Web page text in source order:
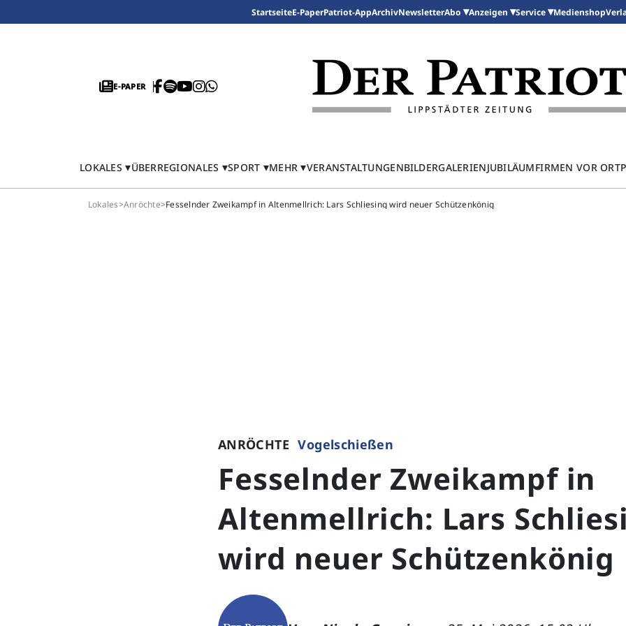
StartseiteE-PaperPatriot-AppArchivNewsletterAbo Anzeigen Service Medienshop
E-PAPER
LOKALES ÜBERREGIONALES SPORT MEHR VERANSTALTUNGENBILDERGALERIENJUBILÄUMFIRMEN VOR ORT
Lokales>Anröchte>Fesselnder Zweikampf in Altenmellrich: Lars Schliesing wird neuer Schützenkönig
ANRÖCHTE Vogelschießen
Fesselnder Zweikampf in
Altenmellrich: Lars
wird neuer Schützenkönig